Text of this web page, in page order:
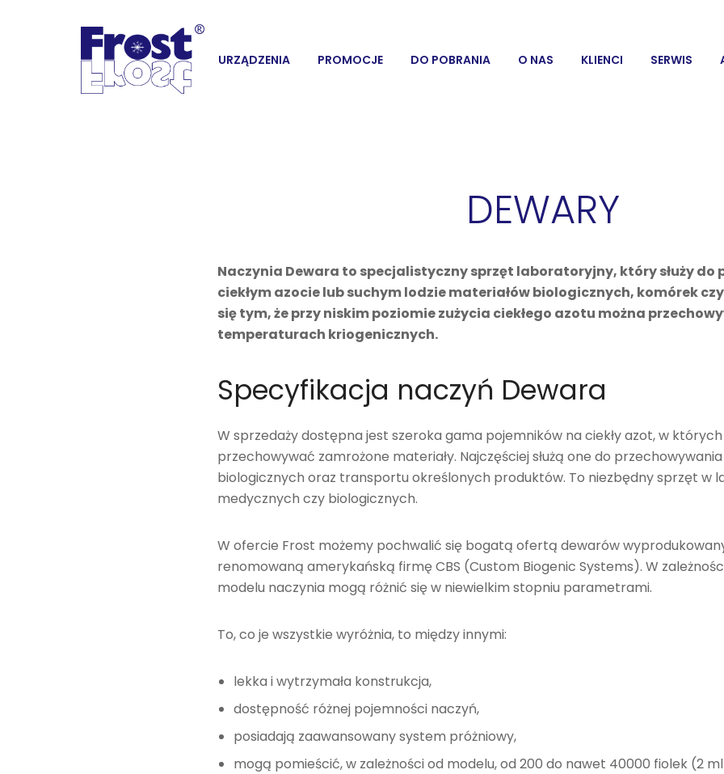
URZĄDZENIA PROMOCJE DO POBRANIA O NAS KLIENCI SERWIS
DEWARY
Naczynia Dewara to specjalistyczny sprzęt laboratoryjny, który służy do
ciekłym azocie lub suchym lodzie materiałów biologicznych, komórek
się tym, że przy niskim poziomie zużycia ciekłego azotu można
temperaturach kriogenicznych.
Specyfikacja naczyń Dewara
W sprzedaży dostępna jest szeroka gama pojemników na ciekły azot, w
przechowywać zamrożone materiały. Najczęściej służą one do
biologicznych oraz transportu określonych produktów. To niezbędny sprzęt w
medycznych czy biologicznych.
W ofercie Frost możemy pochwalić się bogatą ofertą dewarów
renomowaną amerykańską firmę CBS (Custom Biogenic Systems). W
modelu naczynia mogą różnić się w niewielkim stopniu parametrami.
To, co je wszystkie wyróżnia, to między innymi:
lekka i wytrzymała konstrukcja,
dostępność różnej pojemności naczyń,
posiadają zaawansowany system próżniowy,
mogą pomieścić, w zależności od modelu, od 200 do nawet 40000 fiolek (2